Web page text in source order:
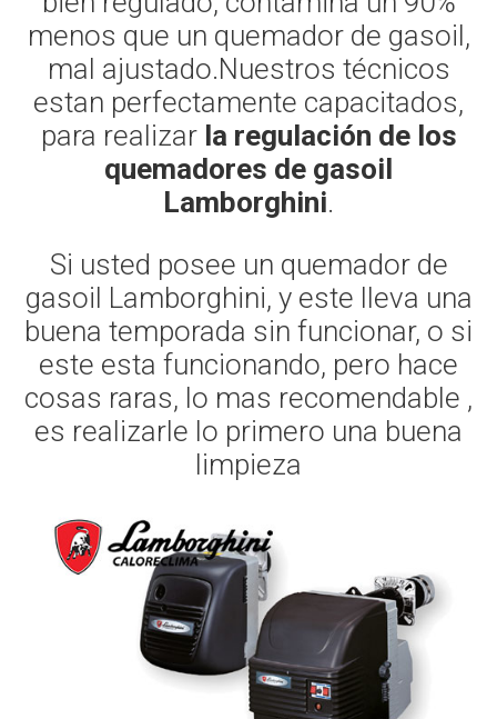
menos que un quemador de gasoil,
mal ajustado.Nuestros técnicos
estan perfectamente capacitados,
para realizar la regulación de los
quemadores de gasoil
Lamborghini.
Si usted posee un quemador de
gasoil Lamborghini, y este lleva una
buena temporada sin funcionar, o si
este esta funcionando, pero hace
cosas raras, lo mas recomendable ,
es realizarle lo primero una buena
limpieza